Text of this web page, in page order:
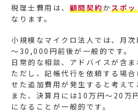
税理士費用は、 顧問契約かスポ
なります。
小規模なマイクロ法人では、月
～30,000円前後が一般的です。
日常的な相談、アドバイスが含ま
ただし、記帳代行を依頼する場
せた追加費用が発生すると考えて
また、決算月には10万円～20万
になることが一般的です。